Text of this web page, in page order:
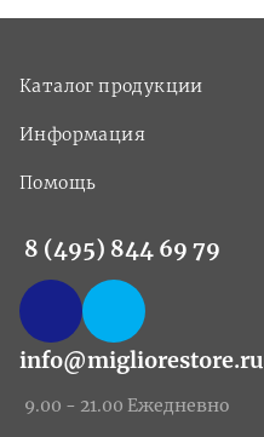
Каталог продукции
Информация
Помощь
8 (495) 844 69 79
info@migliorestore.ru
9.00 - 21.00 Ежедневно